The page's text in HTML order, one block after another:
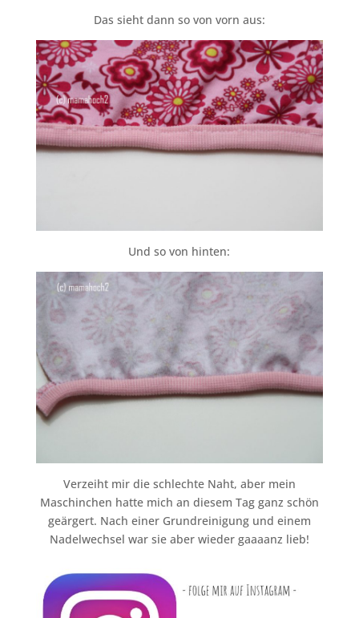
Das sieht dann so von vorn aus:
Und so von hinten:
Verzeiht mir die schlechte Naht, aber mein
Maschinchen hatte mich an diesem Tag ganz schön
geärgert. Nach einer Grundreinigung und einem
Nadelwechsel war sie aber wieder gaaaanz lieb!